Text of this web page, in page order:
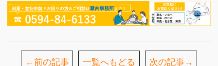
←前の記事 一覧へもどる 次の記事→